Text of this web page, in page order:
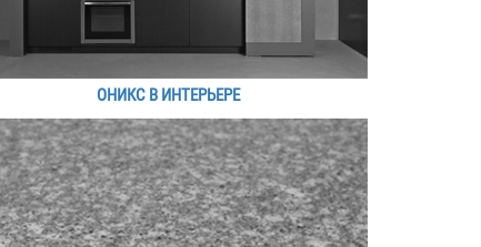
ОНИКС В ИНТЕРЬЕРЕ